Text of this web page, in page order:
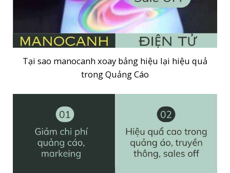
Tại sao manocanh xoay bảng hiệu lại hiệu quả
trong Quảng Cáo